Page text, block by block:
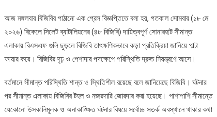
আজ মঙ্গলবার বিজিবির পাঠানো এক প্রেস বিজ্ঞপ্তিতে বলা হয়, গতকাল সোমবার (১৮ মে
২০২৬) বিকেলে সিলেট ব্যাটালিয়নের (৪৮ বিজিবি) দায়িত্বপূর্ণ সোনারহাট সীমান্ত
এলাকায় বিএসএফ গুলি ছুড়লে বিজিবি তাৎক্ষণিকভাবে কড়া প্রতিক্রিয়া জানিয়ে পাল্টা
ফায়ার করে। বিজিবির দৃঢ় ও পেশাদার পদক্ষেপে পরিস্থিতি দ্রুত নিয়ন্ত্রণে আসে।
বর্তমানে সীমান্ত পরিস্থিতি শান্ত ও স্থিতিশীল রয়েছে বলে জানিয়েছে বিজিবি। ঘটনার
পর সীমান্ত এলাকায় বিজিবির টহল ও নজরদারি জোরদার করা হয়েছে। পাশাপাশি সীমান্তে
যেকোনো উসকানিমূলক ও অনাকাঙ্ক্ষিত ঘটনার বিষয়ে সর্বোচ্চ সতর্ক অবস্থানে থাকার কথা